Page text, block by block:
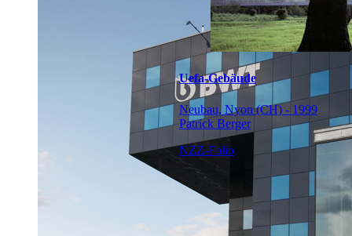
Uefa-Gebäude
Neubau, Nyon (CH) - 1999
Patrick Berger
NZZ-Folio